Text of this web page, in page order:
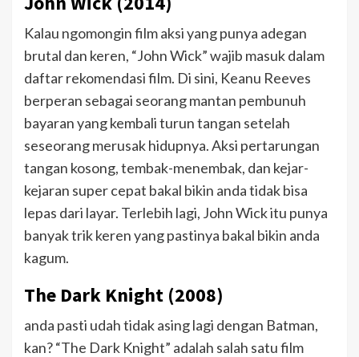
Kalau ngomongin film aksi yang punya adegan
brutal dan keren, “John Wick” wajib masuk dalam
daftar rekomendasi film. Di sini, Keanu Reeves
berperan sebagai seorang mantan pembunuh
bayaran yang kembali turun tangan setelah
seseorang merusak hidupnya. Aksi pertarungan
tangan kosong, tembak-menembak, dan kejar-
kejaran super cepat bakal bikin anda tidak bisa
lepas dari layar. Terlebih lagi, John Wick itu punya
banyak trik keren yang pastinya bakal bikin anda
kagum.
The Dark Knight (2008)
anda pasti udah tidak asing lagi dengan Batman,
kan? “The Dark Knight” adalah salah satu film